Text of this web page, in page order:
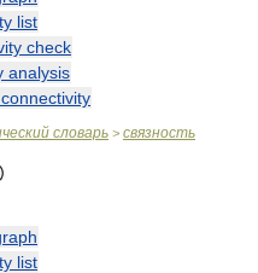
list
check
analysis
словарь > связность
list